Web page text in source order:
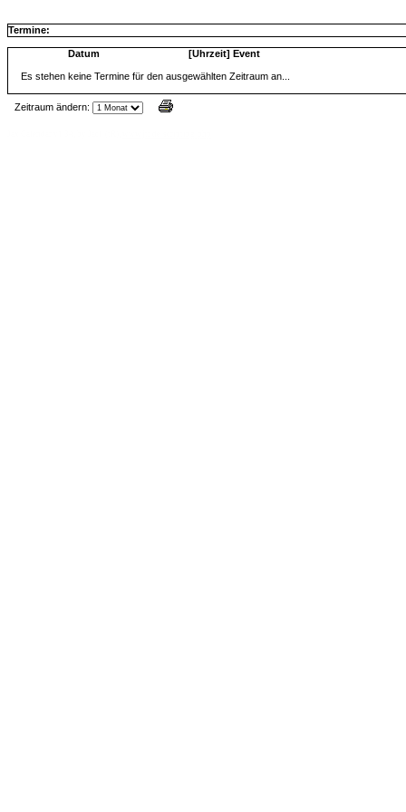
Termine:
Datum [Uhrzeit] Event
Es stehen keine Termine für den ausgewählten Zeitraum an...
Zeitraum ändern: